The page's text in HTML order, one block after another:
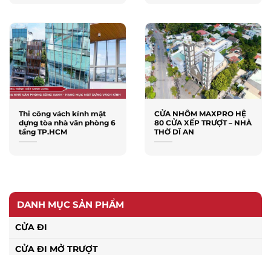
Thi công vách kính mặt
dựng tòa nhà văn phòng 6
tầng TP.HCM
CỬA NHÔM MAXPRO HỆ
80 CỬA XẾP TRƯỢT – NHÀ
THỜ DĨ AN
DANH MỤC SẢN PHẨM
CỬA ĐI
CỬA ĐI MỞ TRƯỢT